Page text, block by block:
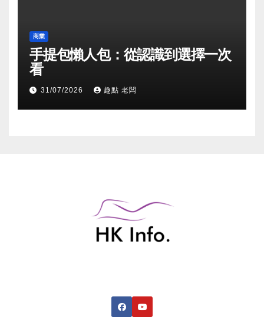
商業
手提包懶人包：從認識到選擇一次
看
31/07/2026 趣點 老闆